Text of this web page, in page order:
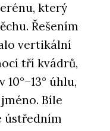
Spa
který
Řešením
vertikální
tří kvádrů,
úhlu,
Bíle
ústředním